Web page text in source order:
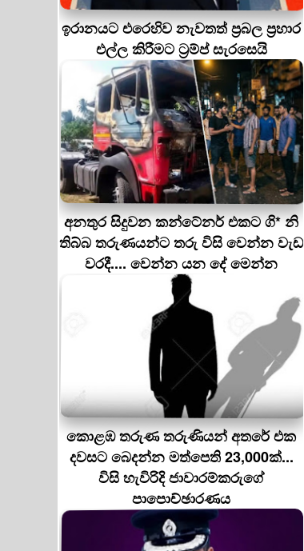
ඉරානයට එරෙහිව නැවතත් ප්‍රබල ප්‍රහාර
එල්ල කිරීමට ට්‍රම්ප් සැරසෙයි
අනතුර සිදුවන කන්ටේනර් එකට ගි* නි
තිබ්බ තරුණයන්ට තරු විසි වෙන්න වැඩ
වරදී.... වෙන්න යන දේ මෙන්න
කොළඹ තරුණ තරුණියන් අතරේ එක
දවසට බෙදන්න මත්පෙති 23,000ක්...
විසි හැවිරිදි ජාවාරම්කරුගේ
පාපොච්ඡාරණය